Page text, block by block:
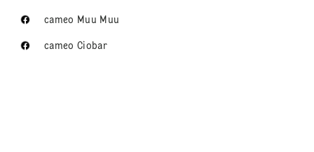
cameo Muu Muu
cameo Ciobar